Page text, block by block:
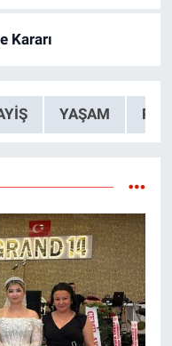
Kararı
YAŞAM